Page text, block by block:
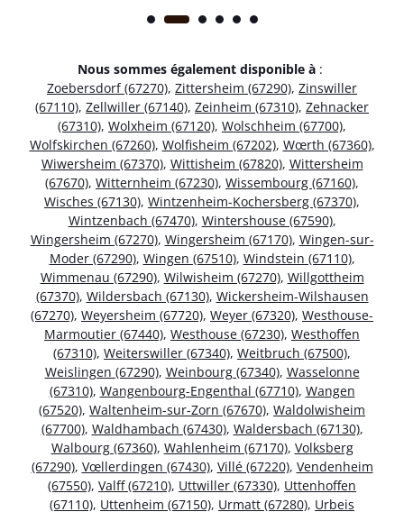
Nous sommes également disponible à :
Zoebersdorf (67270), Zittersheim (67290), Zinswiller
(67110), Zellwiller (67140), Zeinheim (67310), Zehnacker
(67310), Wolxheim (67120), Wolschheim (67700),
Wolfskirchen (67260), Wolfisheim (67202), Wœrth (67360),
Wiwersheim (67370), Wittisheim (67820), Wittersheim
(67670), Witternheim (67230), Wissembourg (67160),
Wisches (67130), Wintzenheim-Kochersberg (67370),
Wintzenbach (67470), Wintershouse (67590),
Wingersheim (67270), Wingersheim (67170), Wingen-sur-
Moder (67290), Wingen (67510), Windstein (67110),
Wimmenau (67290), Wilwisheim (67270), Willgottheim
(67370), Wildersbach (67130), Wickersheim-Wilshausen
(67270), Weyersheim (67720), Weyer (67320), Westhouse-
Marmoutier (67440), Westhouse (67230), Westhoffen
(67310), Weiterswiller (67340), Weitbruch (67500),
Weislingen (67290), Weinbourg (67340), Wasselonne
(67310), Wangenbourg-Engenthal (67710), Wangen
(67520), Waltenheim-sur-Zorn (67670), Waldolwisheim
(67700), Waldhambach (67430), Waldersbach (67130),
Walbourg (67360), Wahlenheim (67170), Volksberg
(67290), Vœllerdingen (67430), Villé (67220), Vendenheim
(67550), Valff (67210), Uttwiller (67330), Uttenhoffen
(67110), Uttenheim (67150), Urmatt (67280), Urbeis